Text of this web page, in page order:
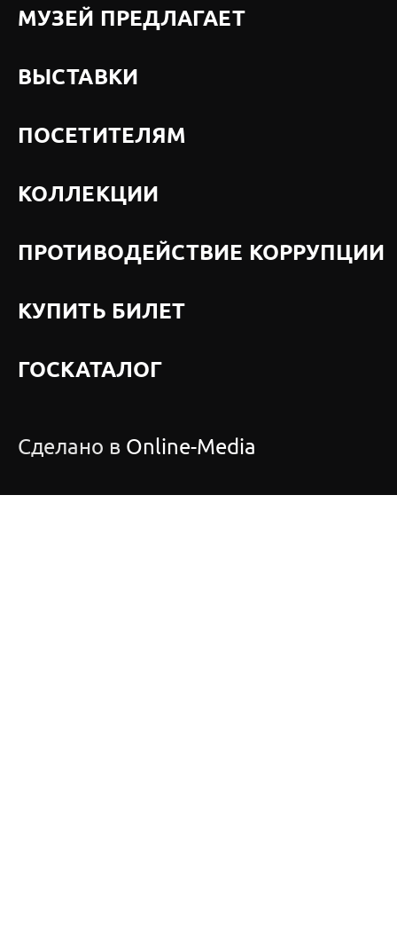
МУЗЕЙ ПРЕДЛАГАЕТ
ВЫСТАВКИ
ПОСЕТИТЕЛЯМ
КОЛЛЕКЦИИ
ПРОТИВОДЕЙСТВИЕ КОРРУПЦИИ
КУПИТЬ БИЛЕТ
ГОСКАТАЛОГ
Сделано в Online-Media